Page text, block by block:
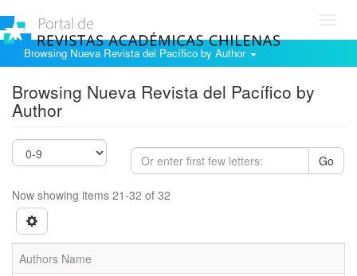
Browsing Nueva Revista del Pacífico by Author
Browsing Nueva Revista del Pacífico by
Author
Go
Now showing items 21-32 of 32
Authors Name